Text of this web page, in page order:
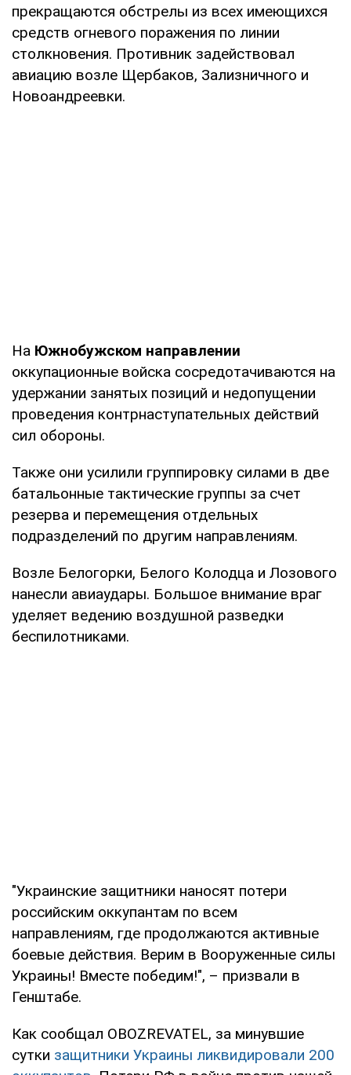
прекращаются обстрелы из всех имеющихся
средств огневого поражения по линии
столкновения. Противник задействовал
авиацию возле Щербаков, Зализничного и
Новоандреевки.
На Южнобужском направлении
оккупационные войска сосредотачиваются на
удержании занятых позиций и недопущении
проведения контрнаступательных действий
сил обороны.
Также они усилили группировку силами в две
батальонные тактические группы за счет
резерва и перемещения отдельных
подразделений по другим направлениям.
Возле Белогорки, Белого Колодца и Лозового
нанесли авиаудары. Большое внимание враг
уделяет ведению воздушной разведки
беспилотниками.
"Украинские защитники наносят потери
российским оккупантам по всем
направлениям, где продолжаются активные
боевые действия. Верим в Вооруженные силы
Украины! Вместе победим!", – призвали в
Генштабе.
Как сообщал OBOZREVATEL, за минувшие
сутки защитники Украины ликвидировали 200